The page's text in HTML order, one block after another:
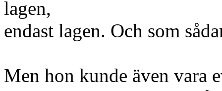
lagen,
endast lagen. Och som
Men hon kunde även vara